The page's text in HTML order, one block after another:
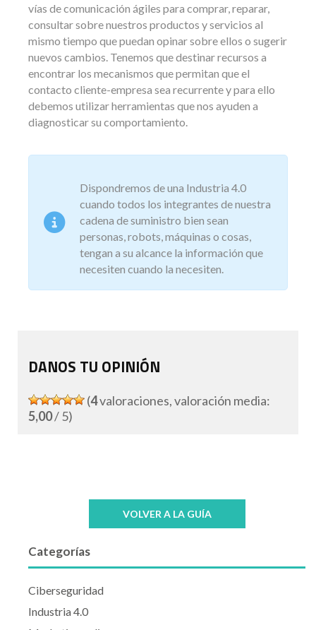
vías de comunicación ágiles para comprar, reparar,
consultar sobre nuestros productos y servicios al
mismo tiempo que puedan opinar sobre ellos o sugerir
nuevos cambios. Tenemos que destinar recursos a
encontrar los mecanismos que permitan que el
contacto cliente-empresa sea recurrente y para ello
debemos utilizar herramientas que nos ayuden a
diagnosticar su comportamiento.
Dispondremos de una Industria 4.0
cuando todos los integrantes de nuestra
cadena de suministro bien sean
personas, robots, máquinas o cosas,
tengan a su alcance la información que
necesiten cuando la necesiten.
DANOS TU OPINIÓN
(4valoraciones, valoración media:
5,00/ 5)
VOLVER A LA GUÍA
Categorías
Ciberseguridad
Industria 4.0